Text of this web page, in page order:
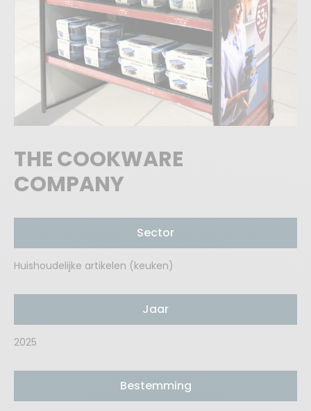
THE COOKWARE
COMPANY
Sector
Huishoudelijke artikelen (keuken)
Jaar
2025
Bestemming